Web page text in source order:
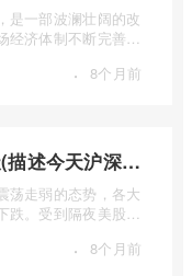
是一部波澜壮阔的改
经济体制不断完善的
· 8个月前
沪深两市行情今天(描述今天沪深两市早盘交易情况)
荡走弱的态势，各大
跌。受到隔夜美股下
· 8个月前